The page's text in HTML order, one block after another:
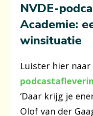
NVDE-
Academie:
winsituatie
Luister hier naar
‘Daar krijg je
Olof van der